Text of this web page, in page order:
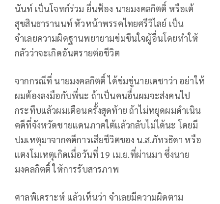
นันท์ เป็นโจทก์ร่วม ยื่นฟ้อง นายมงคลกิตติ์ หรือเต้
สุขสินธารานนท์ หัวหน้าพรรคไทยศรีวิไลย์ เป็น
จำเลยความผิดฐานพยายามข่มขืนใจผู้อื่นโดยทำให้
กลัวว่าจะเกิดอันตรายต่อชีวิต
จากกรณีที่ นายมงคลกิตติ์ ได้ข่มขู่นายเดชาว่า อย่าให้
ผมต้องลงมือกับพี่นะ ถ้าเป็นคนอื่นผมจะส่งคนไป
กระทืบแล้วผมเตือนครั้งสุดท้าย ถ้าไม่หยุดผมดำเนิน
คดีที่จังหวัดชายแดนภาคใต้แล้วกลับไม่ได้นะ โดยมี
ปมเหตุมาจากคดีการเสียชีวิตของ น.ส.ภัทรธิดา หรือ
แตงโมเหตุเกิดเมื่อวันที่ 19 เม.ย.ที่ผ่านมา ซึ่งนาย
มงคลกิตติ์ ให้การรับสารภาพ
ศาลพิเคราะห์ แล้วเห็นว่า จำเลยมีความผิดตาม